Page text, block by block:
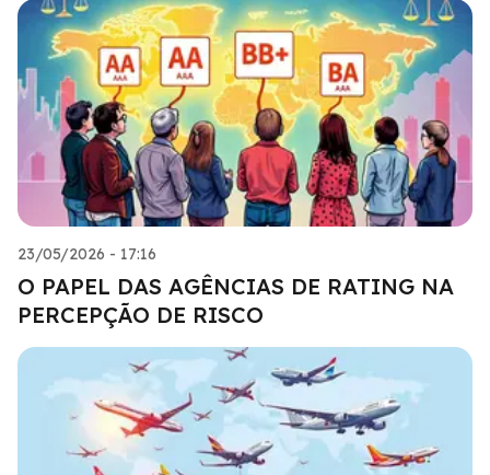
23/05/2026 - 17:16
O PAPEL DAS AGÊNCIAS DE RATING NA
PERCEPÇÃO DE RISCO